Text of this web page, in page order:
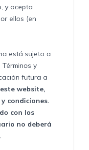
y acepta
ellos (en
está sujeto a
y
futura a
website,
condiciones.
con los
no deberá